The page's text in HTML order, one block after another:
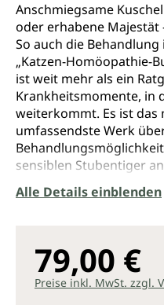
Anschmiegsame
oder erhabene Majestät
So auch die
„Katzen-Homöopathie-
ist weit mehr als ein
Krankheitsmomente, in
weiterkommt. Es ist das
umfassendste Werk
sensiblen Stubentiger
Von akuten
speziellen
Toxoplasmose,
neurologischen
Alle Details einblenden
79,00 €
Preise inkl. MwSt. zzgl.